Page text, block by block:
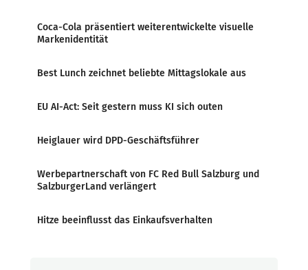
Coca-Cola präsentiert weiterentwickelte visuelle
Markenidentität
Best Lunch zeichnet beliebte Mittagslokale aus
EU AI-Act: Seit gestern muss KI sich outen
Heiglauer wird DPD-Geschäftsführer
Werbepartnerschaft von FC Red Bull Salzburg und
SalzburgerLand verlängert
Hitze beeinflusst das Einkaufsverhalten